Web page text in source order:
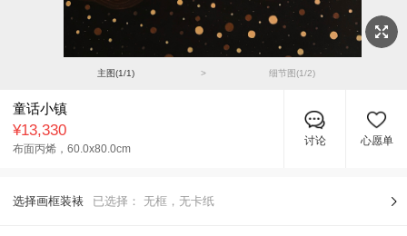
主图(1/1) > 细节图(1/2)
童话小镇
¥13,330
布面丙烯， 60.0x80.0cm
讨论 心愿单
选择画框装裱 已选择： 无框，无卡纸